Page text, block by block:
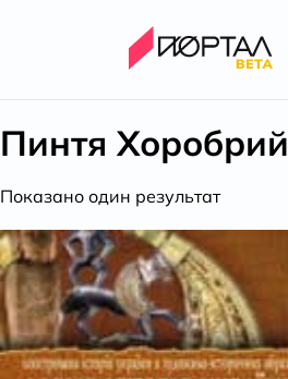
Пинтя Хоробрий
Показано один результат